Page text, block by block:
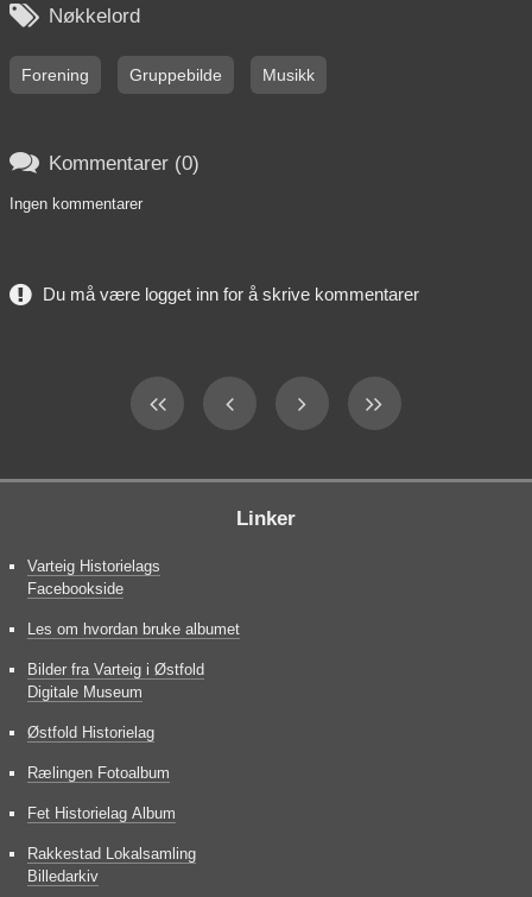
 Nøkkelord
Forening Gruppebilde Musikk
 Kommentarer (0)
Ingen kommentarer
Du må være logget inn for å skrive kommentarer
Linker
Varteig Historielags
Facebookside
Les om hvordan bruke albumet
Bilder fra Varteig i Østfold
Digitale Museum
Østfold Historielag
Rælingen Fotoalbum
Fet Historielag Album
Rakkestad Lokalsamling
Billedarkiv